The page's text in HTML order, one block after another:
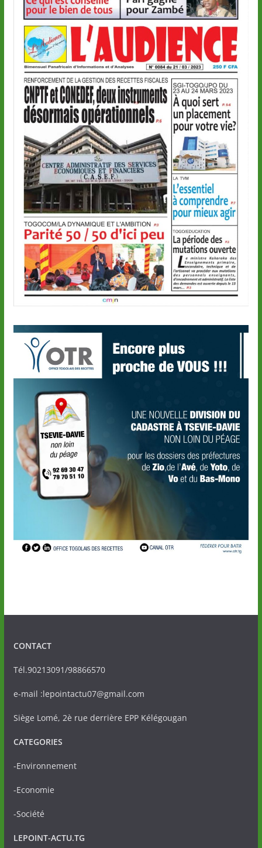
CONTACT
Tél.90213091/98866570
e-mail :lepointactu07@gmail.com
Siège Lomé, 2è rue derrière EPP Kélégougan
CATEGORIES
-Environnement
-Economie
-Société
LEPOINT-ACTU.TG